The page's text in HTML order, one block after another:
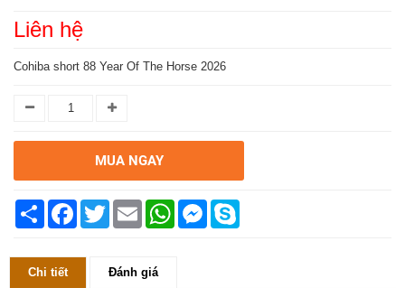
Liên hệ
Cohiba short 88 Year Of The Horse 2026
MUA NGAY
Chia
sẻ
FacebookTwitter Email WhatsAppMessenger
Chi tiết Đánh giá